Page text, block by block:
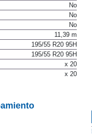
No
No
No
11,39 m
195/55 R20 95H
195/55 R20 95H
x 20
x 20